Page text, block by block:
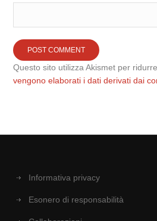
Questo sito utilizza Akismet per
vengono elaborati i dati derivati dai
Informativa privacy
Esonero di responsabilità